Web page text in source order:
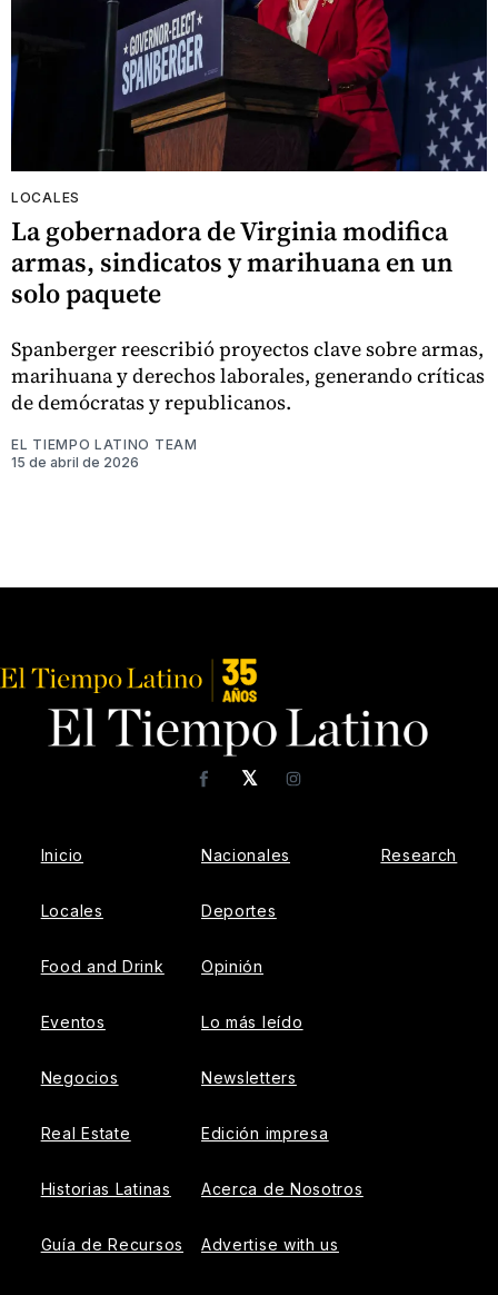
LOCALES
La gobernadora de Virginia modifica
armas, sindicatos y marihuana en un
solo paquete
Spanberger reescribió proyectos clave sobre armas,
marihuana y derechos laborales, generando críticas
de demócratas y republicanos.
EL TIEMPO LATINO TEAM
15 de abril de 2026
𝕏
FacebookInstagram
Inicio
Locales
Food and Drink
Eventos
Negocios
Real Estate
Historias Latinas
Guía de Recursos
Nacionales
Deportes
Opinión
Lo más leído
Newsletters
Edición impresa
Acerca de Nosotros
Advertise with us
Research